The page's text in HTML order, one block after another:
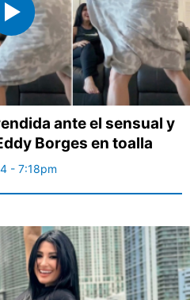
ante el sensual y
Borges en toalla
- 7:18pm